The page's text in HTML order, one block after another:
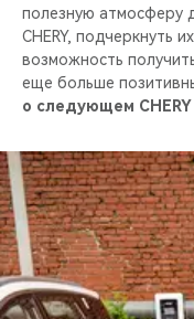
полезную атмосферу
CHERY, подчеркнуть
возможность
еще больше
о следующем